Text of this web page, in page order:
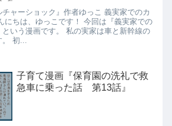
ャーショック』作者ゆっこ 義実家でのカ
にちは、ゆっこです！ 今回は『義実家での
という漫画です。 私の実家は車と新幹線の
。 初...
子育て漫画『保育園の洗礼で救
急車に乗った話 第13話』